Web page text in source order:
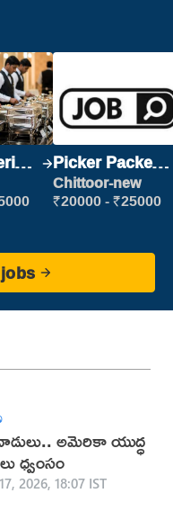
Picker Packer
(Picking &
Packing)
Chittoor-new
₹20000 - ₹25000
అమెరికా యుద్ధ
ధ్వంసం
2026, 18:07 IST